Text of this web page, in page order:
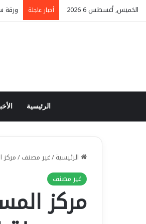
الخميس, أغسطس 6 2026 أخبار عاجلة ورقة
الرئيسية
الرئيسية/غير مصنف/مركز
غير مصنف
مركز